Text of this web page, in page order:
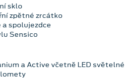
sklo
zpětné zrcátko
spolujezdce
Sensico
a Active včetně LED světelné